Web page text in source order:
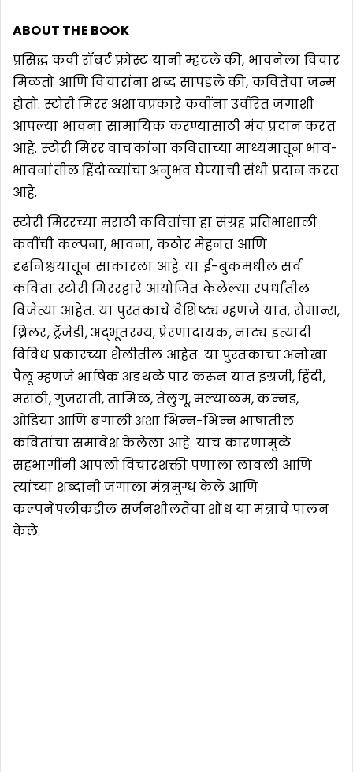
ABOUT THE BOOK
प्रसिद्ध कवी रॉबर्ट फ्रोस्ट यांनी म्हटले की, भावनेला विचार
मिळतो आणि विचारांना शब्द सापडले की, कवितेचा जन्म
होतो. स्टोरी मिरर अशाचप्रकारे कवींना उर्वरित जगाशी
आपल्या भावना सामायिक करण्यासाठी मंच प्रदान करत
आहे. स्टोरी मिरर वाचकांना कवितांच्या माध्यमातून भाव-
भावनांतील हिंदोळ्यांचा अनुभव घेण्याची संधी प्रदान करत
आहे.
स्टोरी मिररच्या मराठी कवितांचा हा संग्रह प्रतिभाशाली
कवींची कल्पना, भावना, कठोर मेहनत आणि
दृढनिश्चयातून साकारला आहे. या ई-बुकमधील सर्व
कविता स्टोरी मिररद्वारे आयोजित केलेल्या स्पर्धांतील
विजेत्या आहेत. या पुस्तकाचे वैशिष्ट्य म्हणजे यात, रोमान्स,
थ्रिलर, ट्रॅजेडी, अद्भूतरम्य, प्रेरणादायक, नाट्य इत्यादी
विविध प्रकारच्या शैलीतील आहेत. या पुस्तकाचा अनोखा
पैलू म्हणजे भाषिक अडथळे पार करुन यात इंग्रजी, हिंदी,
मराठी, गुजराती, तामिळ, तेलुगू, मल्याळम, कन्नड,
ओडिया आणि बंगाली अशा भिन्न-भिन्न भाषांतील
कवितांचा समावेश केलेला आहे. याच कारणामुळे
सहभागींनी आपली विचारशक्ती पणाला लावली आणि
त्यांच्या शब्दांनी जगाला मंत्रमुग्ध केले आणि
कल्पनेपलीकडील सर्जनशीलतेचा शोध या मंत्राचे पालन
केले.